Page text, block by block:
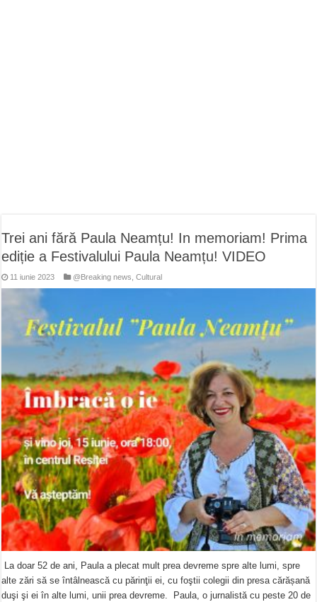
Trei ani fără Paula Neamțu! In memoriam! Prima
ediție a Festivalului Paula Neamțu! VIDEO
11 iunie 2023 @Breaking news ,Cultural
La doar 52 de ani, Paula a plecat mult prea devreme spre alte lumi, spre
alte zări să se întâlnească cu părinţii ei, cu foştii colegii din presa cărășană
duşi şi ei în alte lumi, unii prea devreme. Paula, o jurnalistă cu peste 20 de